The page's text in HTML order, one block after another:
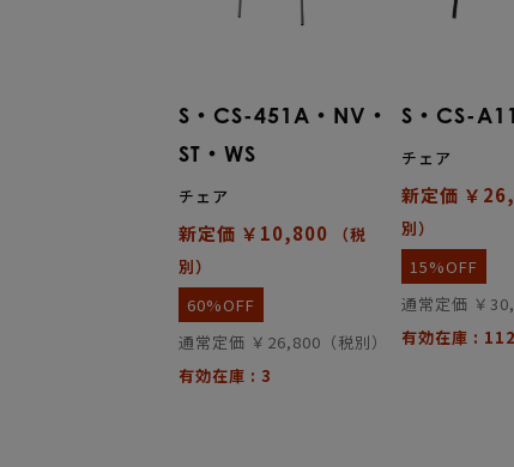
S・CS-451A・NV・
ST・WS
チェア
新定価 ￥10,800
（税
別）
60%OFF
通常定価 ￥26,800（税別）
有効在庫 : 3
S・CS-
チェア
新定価 ￥
別）
15%OFF
通常定価 ￥
有効在庫 : 112